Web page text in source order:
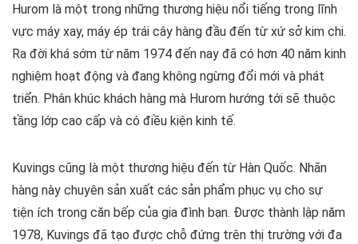
Hurom là một trong những thương hiệu nổi tiếng trong lĩnh
vực máy xay, máy ép trái cây hàng đầu đến từ xứ sở kim chi.
Ra đời khá sớm từ năm 1974 đến nay đã có hơn 40 năm kinh
nghiệm hoạt động và đang không ngừng đổi mới và phát
triển. Phân khúc khách hàng mà Hurom hướng tới sẽ thuộc
tầng lớp cao cấp và có điều kiện kinh tế.
Kuvings cũng là một thương hiệu đến từ Hàn Quốc. Nhãn
hàng này chuyên sản xuất các sản phẩm phục vụ cho sự
tiện ích trong căn bếp của gia đình bạn. Được thành lập năm
1978, Kuvings đã tạo được chỗ đứng trên thị trường với đa